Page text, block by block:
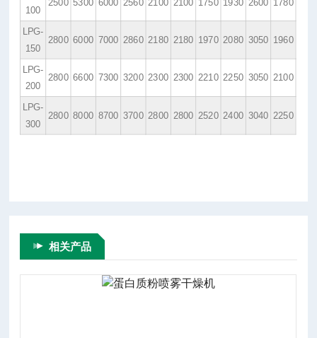
100
2500 5300 6000 2560 2100 2100 1750 1930 2600 1780
LPG-
150
2800 6000 7000 2860 2180 2180 1970 2080 3050 1960
LPG-
200
2800 6600 7300 3200 2300 2300 2210 2250 3050 2100
LPG-
300
2800 8000 8700 3700 2800 2800 2520 2400 3040 2250
相关产品